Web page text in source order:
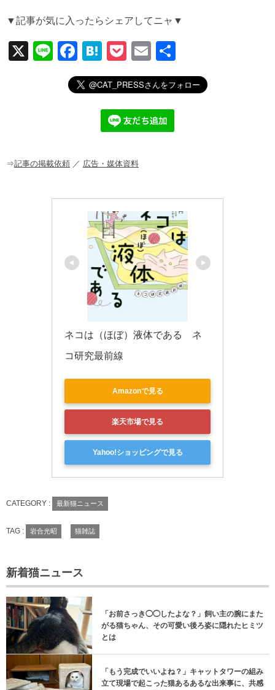
▼記事が気に入ったらシェアしてニャ▼
X
Li
F
a
c
o
H
at
e
n
a
P
o
ck
et
E
m
ail
有
⇒記事の掲載依頼 ／ 広告・媒体資料
ネコは（ほぼ）液体である　ネ
コ研究最前線
Amazonで見る
楽天市場で見る
Yahoo!ショッピングで見る
CATEGORY : 最新猫ニュース
TAG : 岩合光昭 猫雑誌
新着猫ニュース
「お前さっき◯◯したよな？」飼い主の腕にまた
がる猫ちゃん、その可愛い後ろ姿に隠れたヒミツ
とは
「もう完成でいいよね？」キャットタワーの組み
立て現場で起こった猫あるあるな出来事に、共感